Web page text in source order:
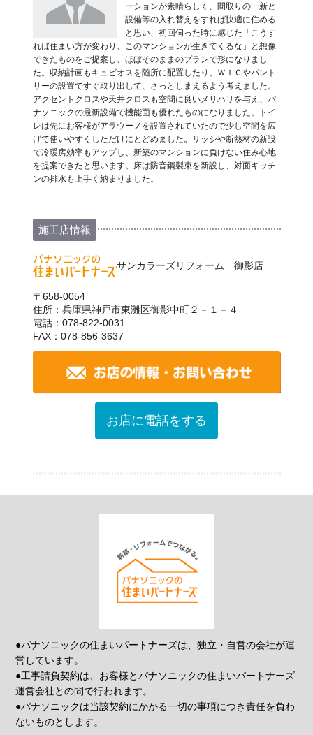
ーションが素晴らしく、間取りの一新と
設備等の入れ替えをすれば快適に住める
と思い、初回伺った時に感じた「こうす
れば住まい方が変わり、このマンションが生きてくるな」と想像
できたものをご提案し、ほぼそのままのプランで形になりまし
た。収納計画もキュビオスを随所に配置したり、ＷＩＣやパント
リーの設置ですぐ取り出して、さっとしまえるよう考えました。
アクセントクロスや天井クロスも空間に良いメリハリを与え、パ
ナソニックの最新設備で機能面も優れたものになりました。トイ
レは先にお客様がアラウーノを設置されていたので少し空間を広
げて使いやすくしただけにとどめました。サッシや断熱材の新設
で冷暖房効率もアップし、新築のマンションに負けない住み心地
を提案できたと思います。床は防音鋼製束を新設し、対面キッチ
ンの排水も上手く納まりました。
施工店情報
サンカラーズリフォーム 御影店
〒658-0054
住所：兵庫県神戸市東灘区御影中町２－１－４
電話：078-822-0031
FAX：078-856-3637
お店に電話をする
●パナソニックの住まいパートナーズは、独立・自営の会社が運
営しています。
●工事請負契約は、お客様とパナソニックの住まいパートナーズ
運営会社との間で行われます。
●パナソニックは当該契約にかかる一切の事項につき責任を負わ
ないものとします。